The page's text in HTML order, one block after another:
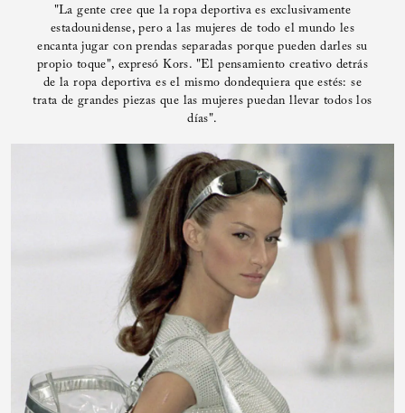
"La gente cree que la ropa deportiva es exclusivamente
estadounidense, pero a las mujeres de todo el mundo les
encanta jugar con prendas separadas porque pueden darles su
propio toque", expresó Kors. "El pensamiento creativo detrás
de la ropa deportiva es el mismo dondequiera que estés: se
trata de grandes piezas que las mujeres puedan llevar todos los
días".